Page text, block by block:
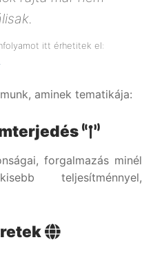
itt érhetitek el:
aminek tematikája:
forgalmazás minél
teljesítménnyel,